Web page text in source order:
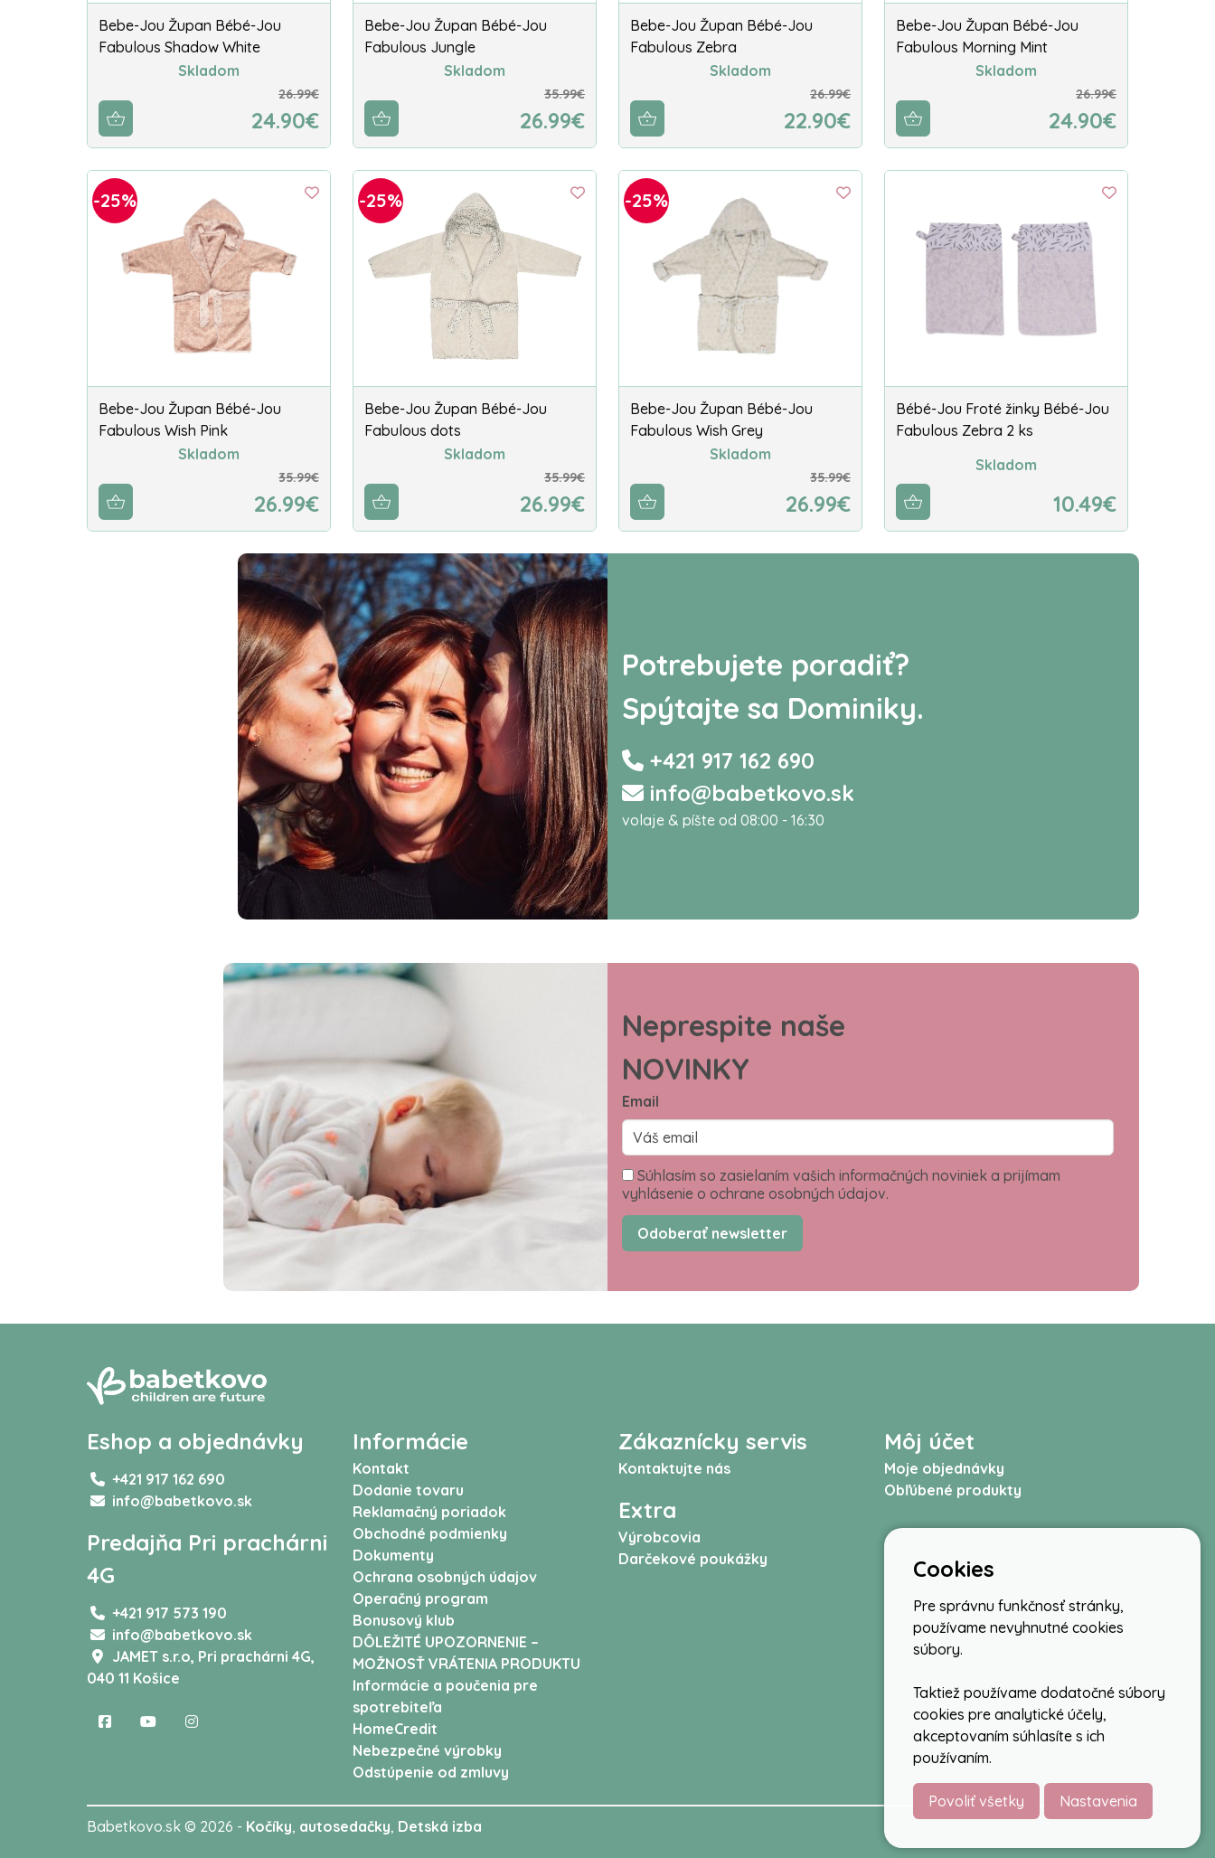
Bebe-Jou Župan Bébé-Jou
Fabulous Shadow White
Skladom
26.99€
24.90€
Bebe-Jou Župan Bébé-Jou
Fabulous Jungle
Skladom
35.99€
26.99€
Bebe-Jou Župan Bébé-Jou
Fabulous Zebra
Skladom
26.99€
22.90€
Bebe-Jou Župan Bébé-Jou
Fabulous Morning Mint
Skladom
26.99€
24.90€
-25%
Bebe-Jou Župan Bébé-Jou
Fabulous Wish Pink
Skladom
35.99€
26.99€
-25%
Bebe-Jou Župan Bébé-Jou
Fabulous dots
Skladom
35.99€
26.99€
-25%
Bebe-Jou Župan Bébé-Jou
Fabulous Wish Grey
Skladom
35.99€
26.99€
Bébé-Jou Froté žinky Bébé-Jou
Fabulous Zebra 2 ks
Skladom
10.49€
Potrebujete poradiť?
Spýtajte sa Dominiky.
+421 917 162 690
info@babetkovo.sk
volaje & píšte od 08:00 - 16:30
Neprespite naše
NOVINKY
Email
Súhlasím so zasielaním vašich informačných noviniek a prijímam
vyhlásenie o ochrane osobných údajov.
Odoberať newsletter
Eshop a objednávky
+421 917 162 690
info@babetkovo.sk
Predajňa Pri prachárni
4G
+421 917 573 190
info@babetkovo.sk
JAMET s.r.o, Pri prachárni 4G,
040 11 Košice
Informácie
Kontakt
Dodanie tovaru
Reklamačný poriadok
Obchodné podmienky
Dokumenty
Ochrana osobných údajov
Operačný program
Bonusový klub
DÔLEŽITÉ UPOZORNENIE –
MOŽNOSŤ VRÁTENIA PRODUKTU
Informácie a poučenia pre
spotrebiteľa
HomeCredit
Nebezpečné výrobky
Odstúpenie od zmluvy
Zákaznícky servis
Kontaktujte nás
Extra
Výrobcovia
Darčekové poukážky
Môj účet
Moje objednávky
Obľúbené produkty
Babetkovo.sk © 2026 - Kočíky, autosedačky, Detská izba
Cookies
Pre správnu funkčnosť stránky,
používame nevyhnutné cookies
súbory.
Taktiež používame dodatočné súbory
cookies pre analytické účely,
akceptovaním súhlasíte s ich
používaním.
Povoliť všetky Nastavenia